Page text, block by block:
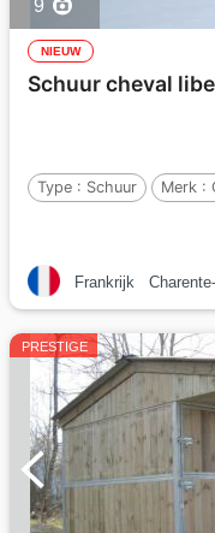
9
NIEUW
Schuur cheval
Type : Schuur Merk :
Frankrijk
PRESTIGE